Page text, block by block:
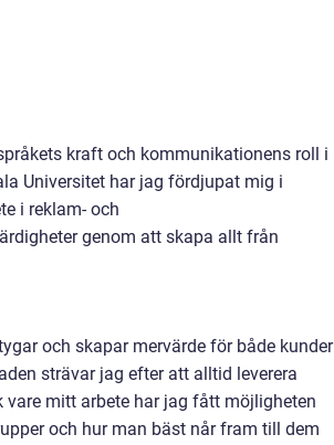
kraft och kommunikationens roll i
Universitet har jag fördjupat mig i
i reklam- och
genom att skapa allt från
och skapar mervärde för både kunder
strävar jag efter att alltid leverera
mitt arbete har jag fått möjligheten
och hur man bäst når fram till dem